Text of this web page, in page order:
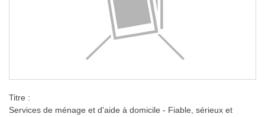
Titre :
Services de ménage et d'aide à domicile - Fiable, sérieux et